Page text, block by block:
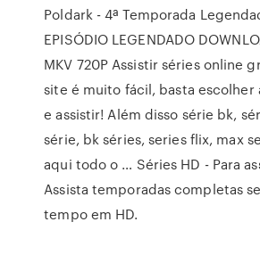
Poldark - 4ª Temporada
EPISÓDIO LEGENDADO
MKV 720P Assistir séries online
site é muito fácil, basta escolher
e assistir! Além disso série bk,
série, bk séries, series flix, max
aqui todo o … Séries HD - Para
Assista temporadas completas
tempo em HD.